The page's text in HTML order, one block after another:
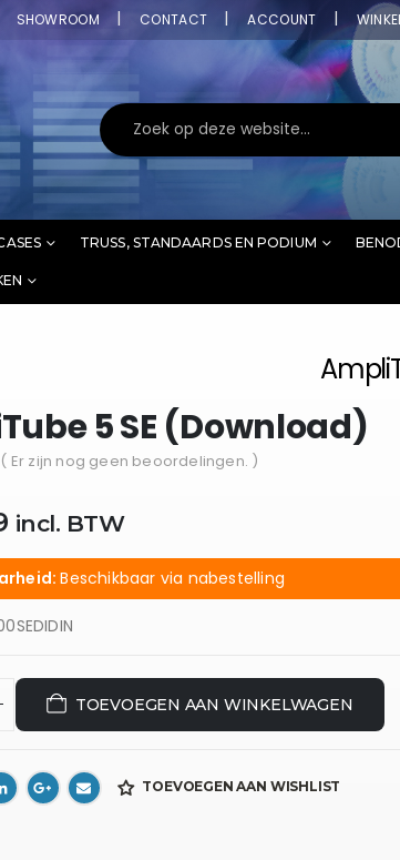
SHOWROOM CONTACT ACCOUNT
TRUSS, STANDAARDS EN PODIUM
5 SE (Download)
( Er zijn nog geen beoordelingen. )
incl. BTW
Beschikbaar via nabestelling
TOEVOEGEN AAN WINKELWAGEN
TOEVOEGEN AAN WISHLIST